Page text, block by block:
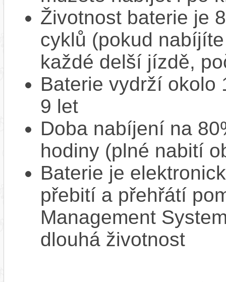
Životnost baterie je
cyklů (pokud
každé delší jízdě,
Baterie vydrží okolo
9 let
Doba nabíjení na
hodiny (plné nabití
Baterie je
přebití a přehřátí
Management
dlouhá životnost